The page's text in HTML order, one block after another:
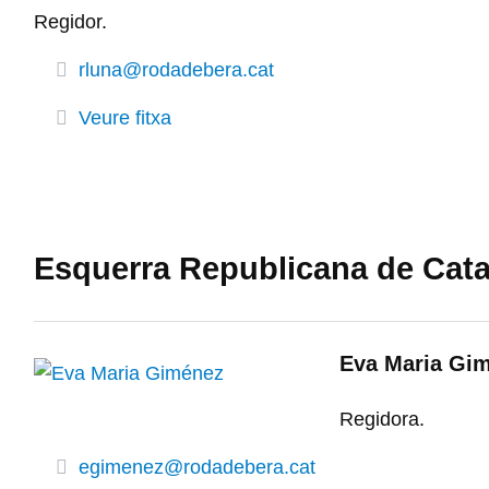
Regidor.
rluna@rodadebera.cat
Veure fitxa
Esquerra Republicana de
Eva Maria
Regidora.
egimenez@rodadebera.cat